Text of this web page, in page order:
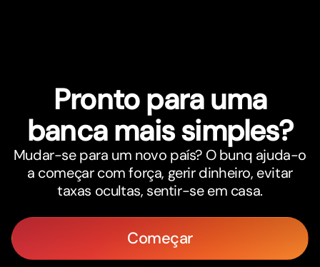
Pronto para uma
banca mais simples?
Mudar-se para um novo país? O bunq ajuda-o
a começar com força, gerir dinheiro, evitar
taxas ocultas, sentir-se em casa.
Começar